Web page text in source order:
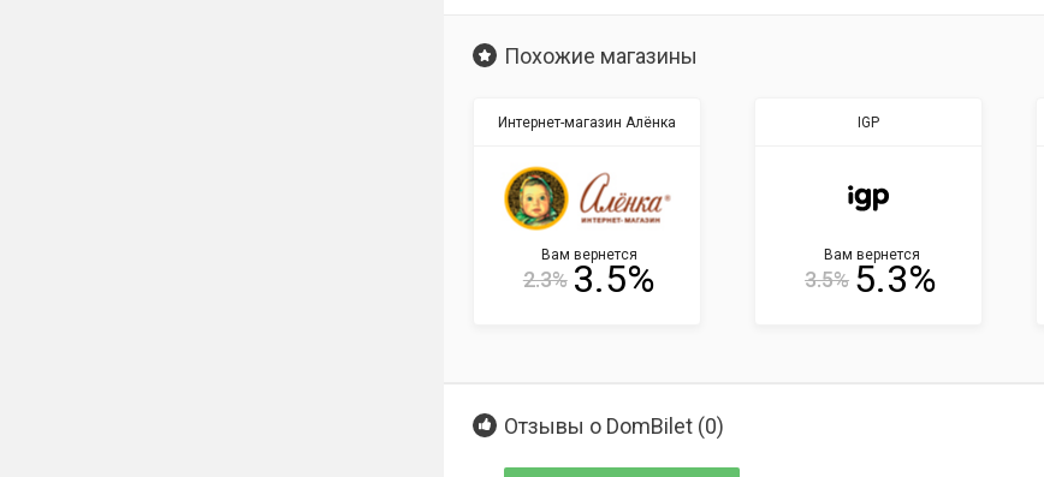
Похожие магазины
Интернет-магазин Алёнка
Вам вернется
2.3% 3.5%
IGP
Вам вернется
3.5% 5.3%
Отзывы о DomBilet (0)